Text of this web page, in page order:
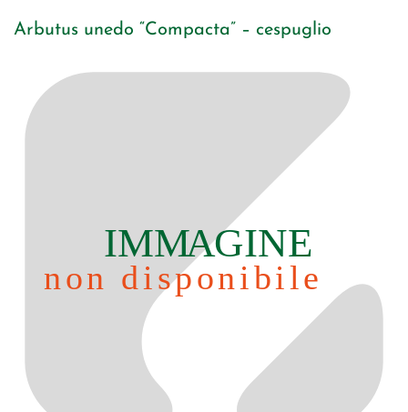
Arbutus unedo “Compacta” – cespuglio